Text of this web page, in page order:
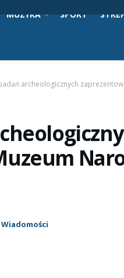
MUZYKA SPORT
archeologicznych
Wiadomości